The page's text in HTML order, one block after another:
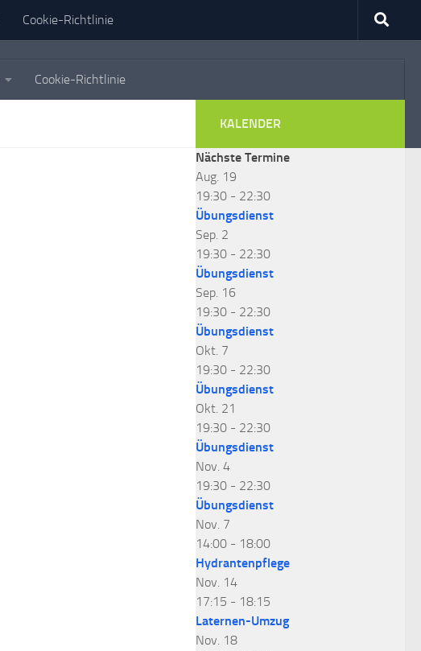
Cookie-Richtlinie
Cookie-Richtlinie
KALENDER
Nächste Termine
Aug. 19
19:30 - 22:30
Übungsdienst
Sep. 2
19:30 - 22:30
Übungsdienst
Sep. 16
19:30 - 22:30
Übungsdienst
Okt. 7
19:30 - 22:30
Übungsdienst
Okt. 21
19:30 - 22:30
Übungsdienst
Nov. 4
19:30 - 22:30
Übungsdienst
Nov. 7
14:00 - 18:00
Hydrantenpflege
Nov. 14
17:15 - 18:15
Laternen-Umzug
Nov. 18